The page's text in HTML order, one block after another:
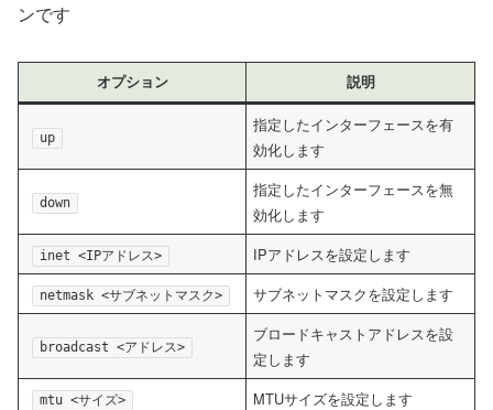
ンです
オプション 説明
up
指定したインターフェースを有
効化します
down
指定したインターフェースを無
効化します
inet <IPアドレス> IPアドレスを設定します
netmask <サブネットマスク> サブネットマスクを設定します
broadcast <アドレス>
ブロードキャストアドレスを設
定します
mtu <サイズ> MTUサイズを設定します